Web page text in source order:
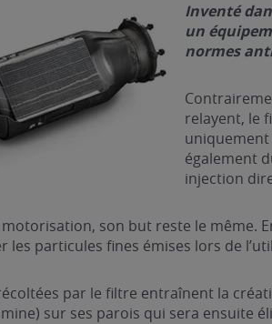
Inventé
un
normes
relayent, le
également
injection
son but reste le même.
les particules fines émises lors de
par le filtre entraînent la
sur ses parois qui sera ensuite